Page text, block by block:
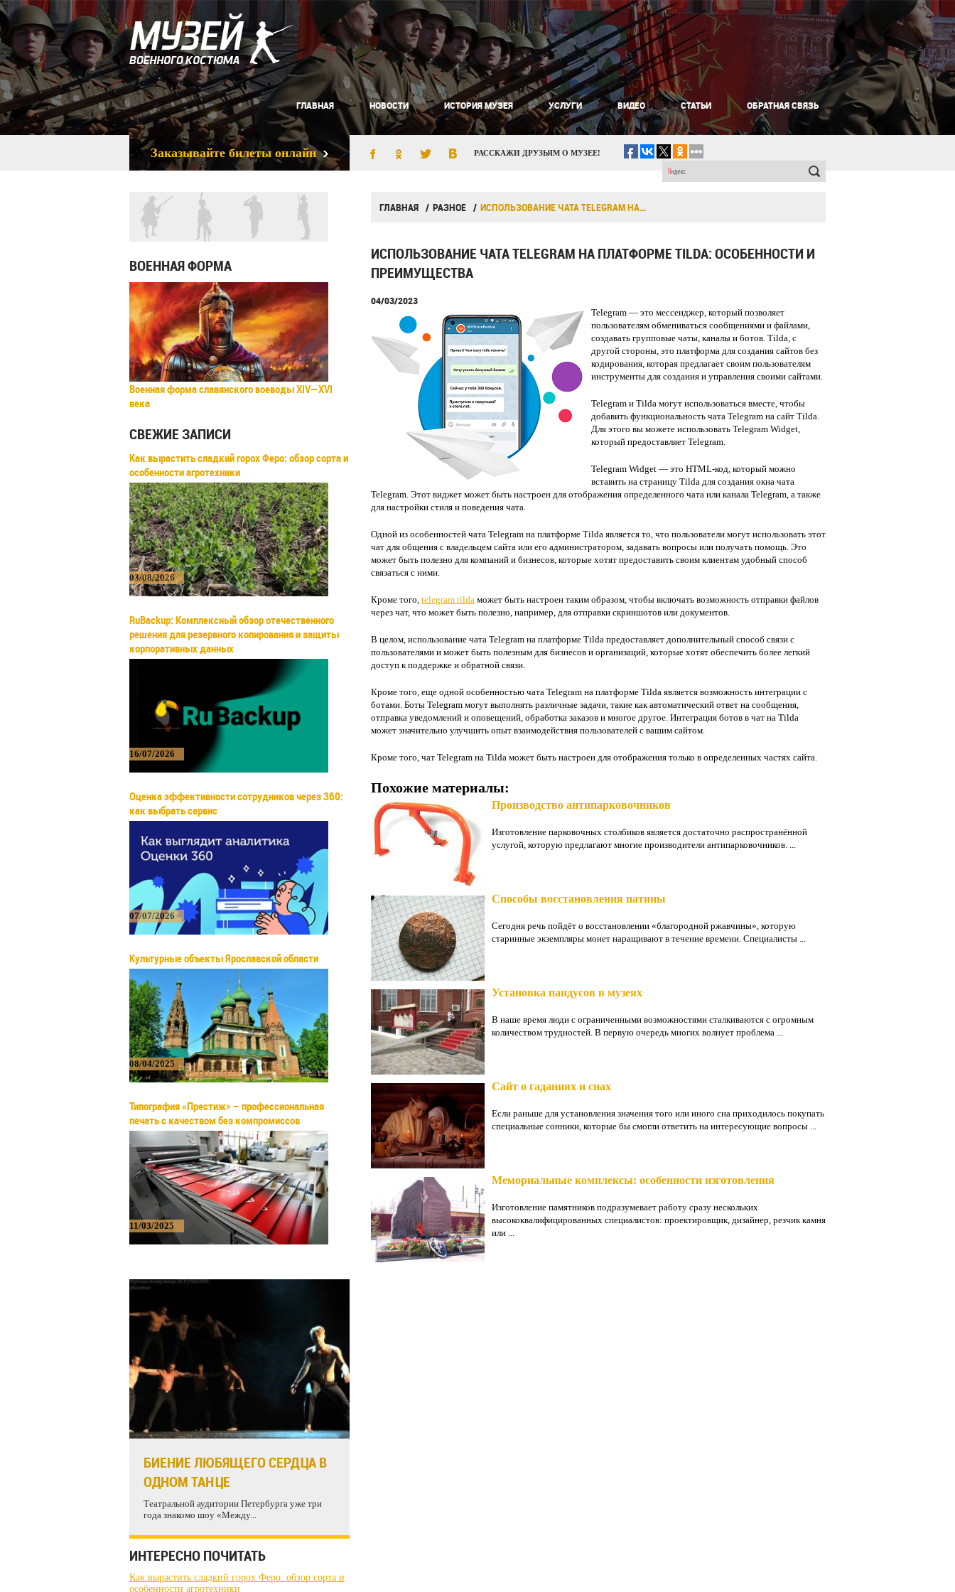
ГЛАВНАЯ НОВОСТИ ИСТОРИЯ МУЗЕЯ УСЛУГИ ВИДЕО СТАТЬИ ОБРАТНАЯ СВЯЗЬ
Заказывайте билеты онлайн РАССКАЖИ ДРУЗЬЯМ О МУЗЕЕ!
ВОЕННАЯ ФОРМА
Военная форма славянского воеводы XIV—XVI
века
СВЕЖИЕ ЗАПИСИ
Как вырастить сладкий горох Феро: обзор сорта и
особенности агротехники
03/08/2026
RuBackup: Комплексный обзор отечественного
решения для резервного копирования и защиты
корпоративных данных
16/07/2026
Оценка эффективности сотрудников через 360:
как выбрать сервис
07/07/2026
Культурные объекты Ярославской области
08/04/2025
Типография «Престиж» – профессиональная
печать с качеством без компромиссов
11/03/2025
БИЕНИЕ ЛЮБЯЩЕГО СЕРДЦА В
ОДНОМ ТАНЦЕ
Театральной аудитории Петербурга уже три
года знакомо шоу «Между...
ИНТЕРЕСНО ПОЧИТАТЬ
Как вырастить сладкий горох Феро: обзор сорта и
особенности агротехники
ГЛАВНАЯ РАЗНОЕ ИСПОЛЬЗОВАНИЕ ЧАТА TELEGRAM НА…
ИСПОЛЬЗОВАНИЕ ЧАТА TELEGRAM НА ПЛАТФОРМЕ TILDA: ОСОБЕННОСТИ И
ПРЕИМУЩЕСТВА
04/03/2023
Telegram — это мессенджер, который позволяет
пользователям обмениваться сообщениями и файлами,
создавать групповые чаты, каналы и ботов. Tilda, с
другой стороны, это платформа для создания сайтов без
кодирования, которая предлагает своим пользователям
инструменты для создания и управления своими сайтами.
Telegram и Tilda могут использоваться вместе, чтобы
добавить функциональность чата Telegram на сайт Tilda.
Для этого вы можете использовать Telegram Widget,
который предоставляет Telegram.
Telegram Widget — это HTML-код, который можно
вставить на страницу Tilda для создания окна чата
Telegram. Этот виджет может быть настроен для отображения определенного чата или канала Telegram, а также
для настройки стиля и поведения чата.
Одной из особенностей чата Telegram на платформе Tilda является то, что пользователи могут использовать этот
чат для общения с владельцем сайта или его администратором, задавать вопросы или получать помощь. Это
может быть полезно для компаний и бизнесов, которые хотят предоставить своим клиентам удобный способ
связаться с ними.
Кроме того, telegram tilda может быть настроен таким образом, чтобы включать возможность отправки файлов
через чат, что может быть полезно, например, для отправки скриншотов или документов.
В целом, использование чата Telegram на платформе Tilda предоставляет дополнительный способ связи с
пользователями и может быть полезным для бизнесов и организаций, которые хотят обеспечить более легкий
доступ к поддержке и обратной связи.
Кроме того, еще одной особенностью чата Telegram на платформе Tilda является возможность интеграции с
ботами. Боты Telegram могут выполнять различные задачи, такие как автоматический ответ на сообщения,
отправка уведомлений и оповещений, обработка заказов и многое другое. Интеграция ботов в чат на Tilda
может значительно улучшить опыт взаимодействия пользователей с вашим сайтом.
Кроме того, чат Telegram на Tilda может быть настроен для отображения только в определенных частях сайта.
Похожие материалы:
Производство антипарковочников
Изготовление парковочных столбиков является достаточно распространённой
услугой, которую предлагают многие производители антипарковочников. ...
Способы восстановления патины
Сегодня речь пойдёт о восстановлении «благородной ржавчины», которую
старинные экземпляры монет наращивают в течение времени. Специалисты ...
Установка пандусов в музеях
В наше время люди с ограниченными возможностями сталкиваются с огромным
количеством трудностей. В первую очередь многих волнует проблема ...
Сайт о гаданиях и снах
Если раньше для установления значения того или иного сна приходилось покупать
специальные сонники, которые бы смогли ответить на интересующие вопросы ...
Мемориальные комплексы: особенности изготовления
Изготовление памятников подразумевает работу сразу нескольких
высококвалифицированных специалистов: проектировщик, дизайнер, резчик камня
или ...